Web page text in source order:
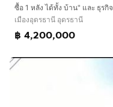
ซื้อ 1 หลัง ได้ทั้ง บ้าน" และ ธุรกิจ
เมืองอุดรธานี อุดรธานี
฿ 4,200,000